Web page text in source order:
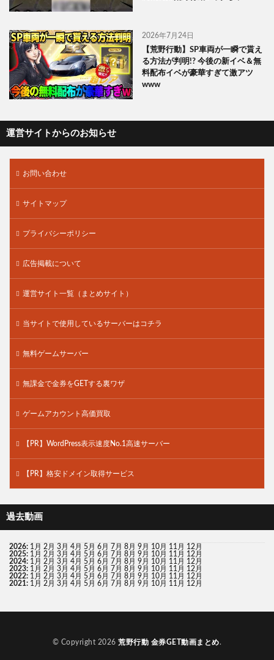
2026年7月24日
【荒野行動】SP車両が一瞬で貰え
る方法が判明!? 今後の新イベ＆無
料配布イベが豪華すぎて激アツ
www
運営サイトからのお知らせ
お問い合わせ
サイトマップ
プライバシーポリシー
広告掲載について
運営サイト一覧（まとめサイト）
当サイトで使用しているサーバーはコチラ
無料ゲームサーバー
無課金で金券をGETする裏ワザ
ゲームアカウント高価買取
【PR】WordPress表示速度No.1高速サーバー
【PR】格安ドメイン取得サービス
過去動画
2026: 1月 2月 3月 4月 5月 6月 7月 8月 9月 10月 11月 12月
2025: 1月 2月 3月 4月 5月 6月 7月 8月 9月 10月 11月 12月
2024: 1月 2月 3月 4月 5月 6月 7月 8月 9月 10月 11月 12月
2023: 1月 2月 3月 4月 5月 6月 7月 8月 9月 10月 11月 12月
2022: 1月 2月 3月 4月 5月 6月 7月 8月 9月 10月 11月 12月
2021: 1月 2月 3月 4月 5月 6月 7月 8月 9月 10月 11月 12月
© Copyright 2026荒野行動 金券GET動画まとめ.